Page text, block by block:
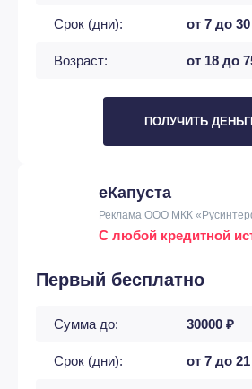
Срок (дни): от 7 до
Возраст: от 18 до
ПОЛУЧИТЬ
еКапуста
Реклама ООО МКК
С любой кредитной
Первый бесплатно
Сумма до: 30000 ₽
Срок (дни): от 7 до